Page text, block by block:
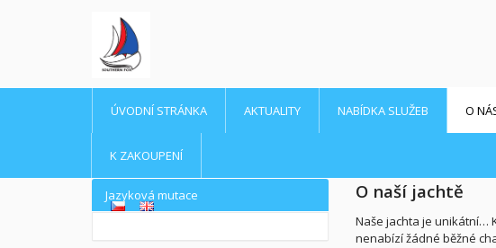
ÚVODNÍ STRÁNKA AKTUALITY NABÍDKA SLUŽEB O
K ZAKOUPENÍ
O naší jachtě
Naše jachta je unikátní…
nenabízí žádné běžné
Jazyková mutace